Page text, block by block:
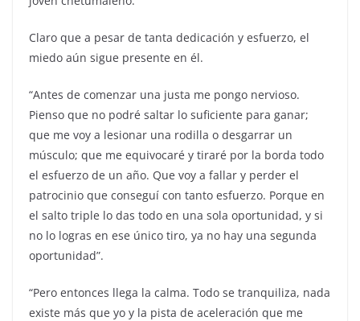
Claro que a pesar de tanta dedicación y esfuerzo, el
miedo aún sigue presente en él.
“Antes de comenzar una justa me pongo nervioso.
Pienso que no podré saltar lo suficiente para ganar;
que me voy a lesionar una rodilla o desgarrar un
músculo; que me equivocaré y tiraré por la borda todo
el esfuerzo de un año. Que voy a fallar y perder el
patrocinio que conseguí con tanto esfuerzo. Porque en
el salto triple lo das todo en una sola oportunidad, y si
no lo logras en ese único tiro, ya no hay una segunda
oportunidad”.
“Pero entonces llega la calma. Todo se tranquiliza, nada
existe más que yo y la pista de aceleración que me